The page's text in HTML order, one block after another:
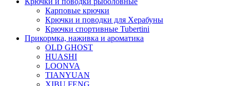
Карповые крючки
Крючки и поводки для Херабуны
Крючки спортивные Tubertini
Прикормка, наживка и ароматика
OLD GHOST
HUASHI
LOONVA
TIANYUAN
XIBU FENG